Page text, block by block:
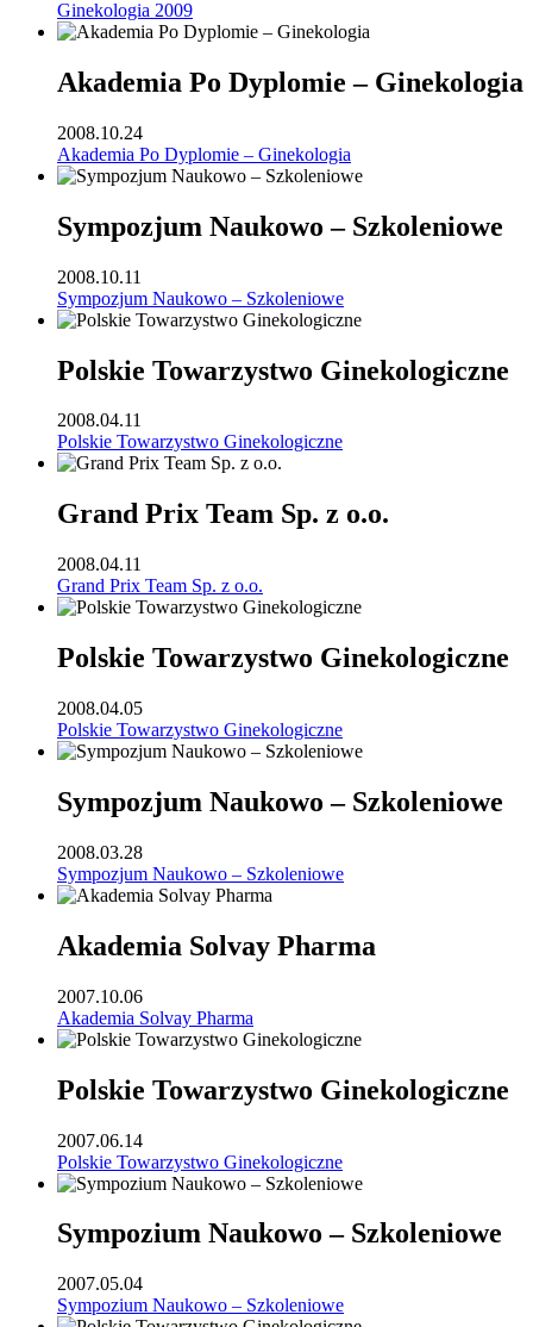
Ginekologia 2009
Akademia Po Dyplomie – Ginekologia
2008.10.24
Akademia Po Dyplomie – Ginekologia
Sympozjum Naukowo – Szkoleniowe
2008.10.11
Sympozjum Naukowo – Szkoleniowe
Polskie Towarzystwo Ginekologiczne
2008.04.11
Polskie Towarzystwo Ginekologiczne
Grand Prix Team Sp. z o.o.
2008.04.11
Grand Prix Team Sp. z o.o.
Polskie Towarzystwo Ginekologiczne
2008.04.05
Polskie Towarzystwo Ginekologiczne
Sympozjum Naukowo – Szkoleniowe
2008.03.28
Sympozjum Naukowo – Szkoleniowe
Akademia Solvay Pharma
2007.10.06
Akademia Solvay Pharma
Polskie Towarzystwo Ginekologiczne
2007.06.14
Polskie Towarzystwo Ginekologiczne
Sympozium Naukowo – Szkoleniowe
2007.05.04
Sympozium Naukowo – Szkoleniowe